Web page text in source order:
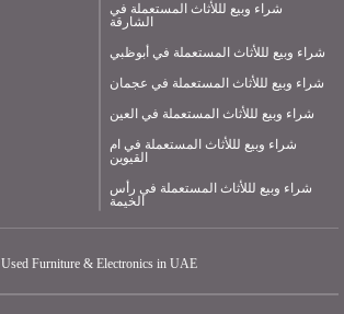
شراء وبيع لللأثاث المستعملة في
الشارقة
شراء وبيع لللأثاث المستعملة في أبوظبي
شراء وبيع لللأثاث المستعملة في عجمان
شراء وبيع لللأثاث المستعملة في العين
شراء وبيع لللأثاث المستعملة في ام
القيوين
شراء وبيع لللأثاث المستعملة في رأس
الخيمة
Used Furniture & Electronics in UAE